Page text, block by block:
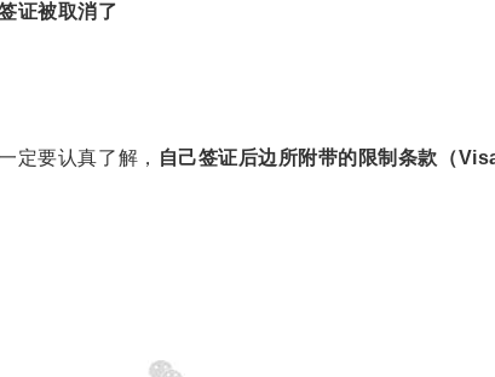
证被取消了
定要认真了解， 自己签证后边所附带的限制条款（